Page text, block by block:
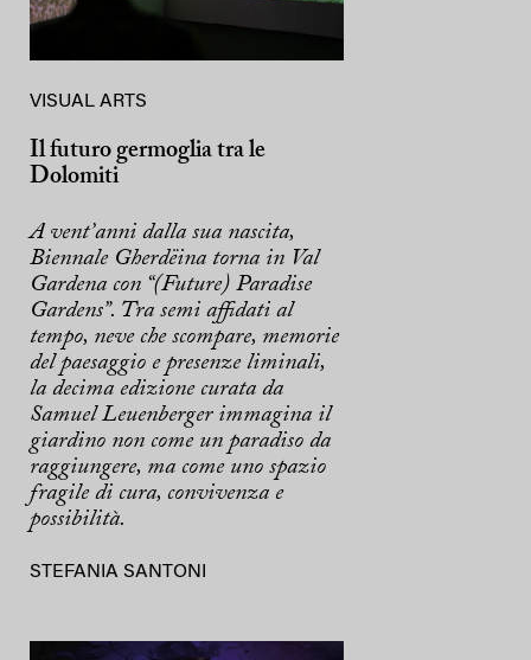
VISUAL ARTS
Il futuro germoglia tra le
Dolomiti
A vent’anni dalla sua nascita,
Biennale Gherdëina torna in Val
Gardena con “(Future) Paradise
Gardens”. Tra semi affidati al
tempo, neve che scompare, memorie
del paesaggio e presenze liminali,
la decima edizione curata da
Samuel Leuenberger immagina il
giardino non come un paradiso da
raggiungere, ma come uno spazio
fragile di cura, convivenza e
possibilità.
STEFANIA SANTONI